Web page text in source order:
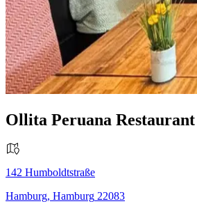
Ollita Peruana Restaurant
142 Humboldtstraße
Hamburg, Hamburg 22083